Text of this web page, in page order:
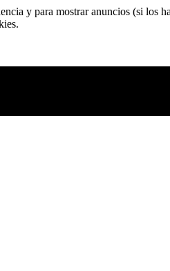
y para mostrar anuncios (si